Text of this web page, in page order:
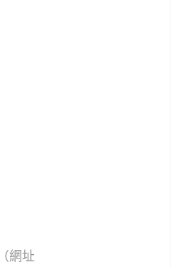
網址